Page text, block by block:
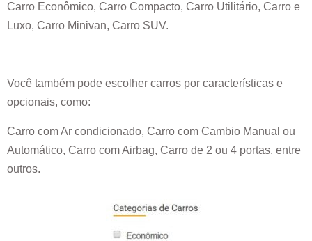
Carro Econômico, Carro Compacto, Carro Utilitário, Carro e
Luxo, Carro Minivan, Carro SUV.
Você também pode escolher carros por características e
opcionais, como:
Carro com Ar condicionado, Carro com Cambio Manual ou
Automático, Carro com Airbag, Carro de 2 ou 4 portas, entre
outros.